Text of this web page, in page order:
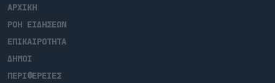
ΑΡΧΙΚΗ
ΡΟΗ ΕΙΔΗΣΕΩΝ
ΕΠΙΚΑΙΡΟΤΗΤΑ
ΔΗΜΟΙ
ΠΕΡΙΦΕΡΕΙΕΣ